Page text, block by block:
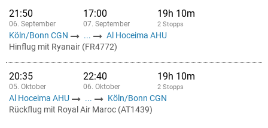
21:50
06. September
17:00
07. September
19h 10m
2 Stopps
Köln/Bonn CGN ...
Al Hoceima AHU
Hinflug mit Ryanair (FR4772)
20:35
05. Oktober
22:40
06. Oktober
19h 10m
2 Stopps
Al Hoceima AHU ...
Köln/Bonn CGN
Rückflug mit Royal Air Maroc (AT1439)